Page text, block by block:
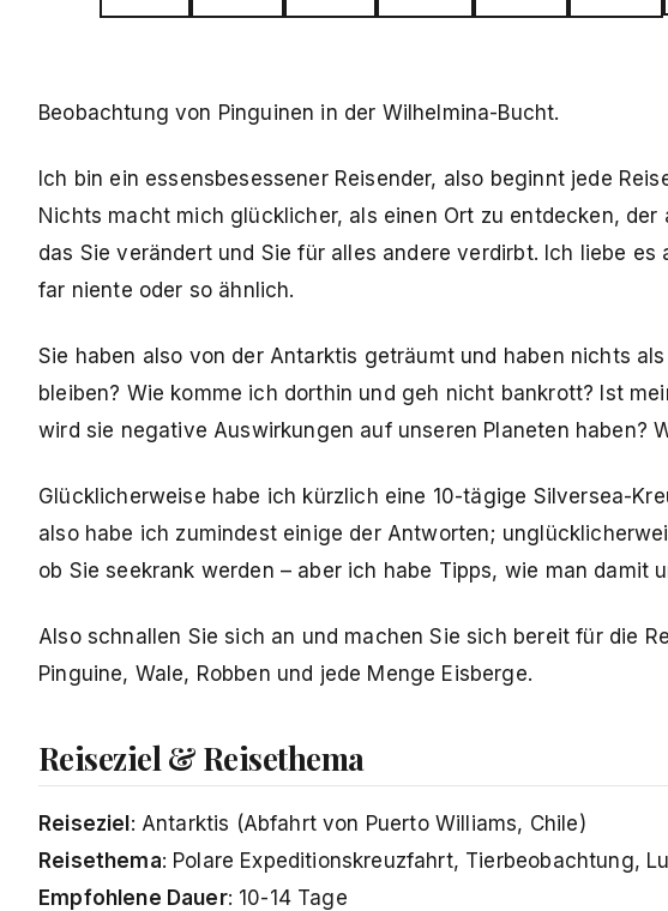
Beobachtung von Pinguinen in der Wilhelmina-Bucht.
Ich bin ein essensbesessener Reisender, also beginnt jede
Nichts macht mich glücklicher, als einen Ort zu entdecken,
das Sie verändert und Sie für alles andere verdirbt. Ich liebe
far niente oder so ähnlich.
Sie haben also von der Antarktis geträumt und haben nichts
bleiben? Wie komme ich dorthin und geh nicht bankrott? Ist
wird sie negative Auswirkungen auf unseren Planeten haben?
Glücklicherweise habe ich kürzlich eine 10-tägige Silversea-
also habe ich zumindest einige der Antworten;
ob Sie seekrank werden – aber ich habe Tipps, wie man damit
Also schnallen Sie sich an und machen Sie sich bereit für die
Pinguine, Wale, Robben und jede Menge Eisberge.
Reiseziel & Reisethema
Reiseziel : Antarktis (Abfahrt von Puerto Williams, Chile)
Reisethema: Polare Expeditionskreuzfahrt, Tierbeobachtung,
Empfohlene Dauer: 10-14 Tage